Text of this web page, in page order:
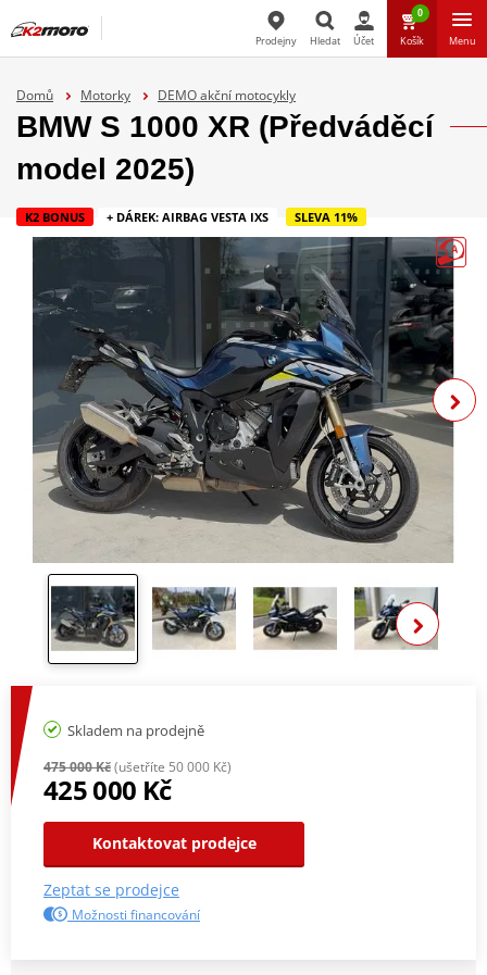
Prodejny Hledat Účet
0
Košík Menu
Domů Motorky DEMO akční motocykly
BMW S 1000 XR (Předváděcí
model 2025)
K2 BONUS + DÁREK: AIRBAG VESTA IXS SLEVA 11%
Skladem na prodejně
475 000 Kč(ušetříte 50 000 Kč)
425 000 Kč
Kontaktovat prodejce
Zeptat se prodejce
Možnosti financování